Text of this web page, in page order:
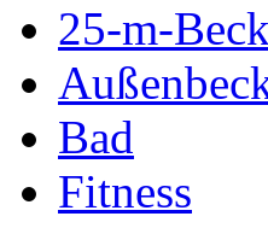
25-m-
Bad
Fitness